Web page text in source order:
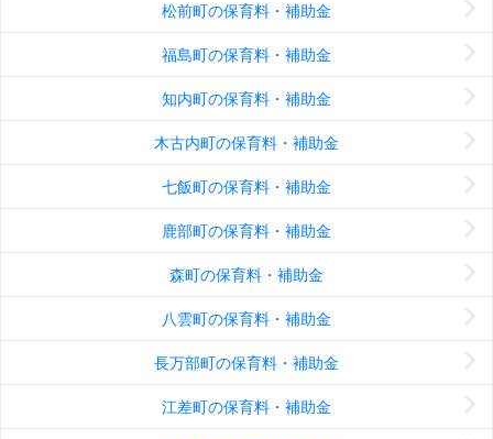
松前町の保育料・補助金
福島町の保育料・補助金
知内町の保育料・補助金
木古内町の保育料・補助金
七飯町の保育料・補助金
鹿部町の保育料・補助金
森町の保育料・補助金
八雲町の保育料・補助金
長万部町の保育料・補助金
江差町の保育料・補助金